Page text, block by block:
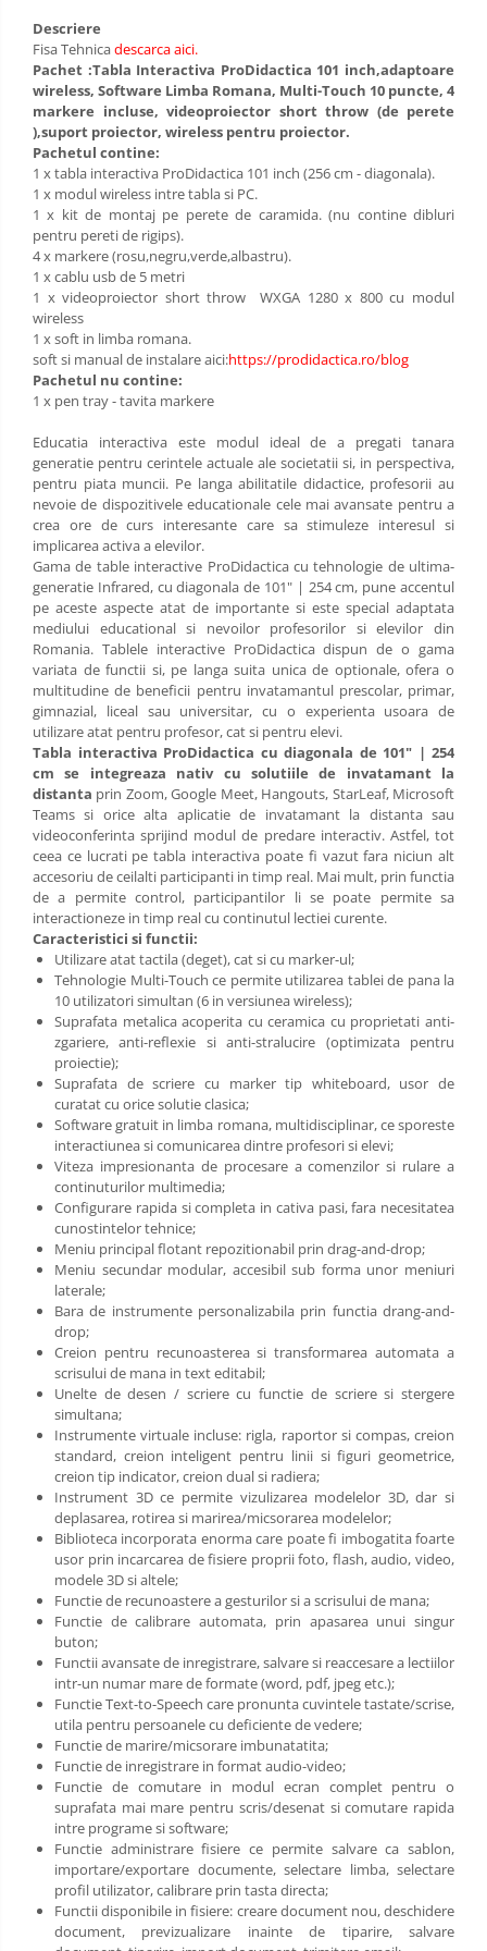
Limba engleza
Aviziere
Flipchart-uri si Rezerve
Accesorii
Panouri Afisare
Table magnetice din sticla
Descriere
Fisa Tehnicadescarca aici.
Pachet :Tabla Interactiva ProDidactica 101 inch,adaptoare
wireless, Software Limba Romana, Multi-Touch 10 puncte, 4
markere incluse, videoproiector short throw (de perete
),suport proiector, wireless pentru proiector.
Pachetul contine:
1 x tabla interactiva ProDidactica 101 inch (256 cm - diagonala).
1 x modul wireless intre tabla si PC.
1 x kit de montaj pe perete de caramida. (nu contine dibluri
pentru pereti de rigips).
4 x markere (rosu,negru,verde,albastru).
1 x cablu usb de 5 metri
1 x videoproiector short throw WXGA 1280 x 800 cu modul
wireless
1 x soft in limba romana.
soft si manual de instalare aici:https://prodidactica.ro/blog
Pachetul nu contine:
1 x pen tray - tavita markere
Educatia interactiva este modul ideal de a pregati tanara
generatie pentru cerintele actuale ale societatii si, in perspectiva,
pentru piata muncii. Pe langa abilitatile didactice, profesorii au
nevoie de dispozitivele educationale cele mai avansate pentru a
crea ore de curs interesante care sa stimuleze interesul si
implicarea activa a elevilor.
Gama de table interactive ProDidactica cu tehnologie de ultima-
generatie Infrared, cu diagonala de 101" | 254 cm, pune accentul
pe aceste aspecte atat de importante si este special adaptata
mediului educational si nevoilor profesorilor si elevilor din
Romania. Tablele interactive ProDidactica dispun de o gama
variata de functii si, pe langa suita unica de optionale, ofera o
multitudine de beneficii pentru invatamantul prescolar, primar,
gimnazial, liceal sau universitar, cu o experienta usoara de
utilizare atat pentru profesor, cat si pentru elevi.
Tabla interactiva ProDidactica cu diagonala de 101" | 254
cm se integreaza nativ cu solutiile de invatamant la
distanta prin Zoom, Google Meet, Hangouts, StarLeaf, Microsoft
Teams si orice alta aplicatie de invatamant la distanta sau
videoconferinta sprijind modul de predare interactiv. Astfel, tot
ceea ce lucrati pe tabla interactiva poate fi vazut fara niciun alt
accesoriu de ceilalti participanti in timp real. Mai mult, prin functia
de a permite control, participantilor li se poate permite sa
interactioneze in timp real cu continutul lectiei curente.
Caracteristici si functii:
Utilizare atat tactila (deget), cat si cu marker-ul;
Tehnologie Multi-Touch ce permite utilizarea tablei de pana la
10 utilizatori simultan (6 in versiunea wireless);
Suprafata metalica acoperita cu ceramica cu proprietati anti-
zgariere, anti-reflexie si anti-stralucire (optimizata pentru
proiectie);
Suprafata de scriere cu marker tip whiteboard, usor de
curatat cu orice solutie clasica;
Software gratuit in limba romana, multidisciplinar, ce sporeste
interactiunea si comunicarea dintre profesori si elevi;
Viteza impresionanta de procesare a comenzilor si rulare a
continuturilor multimedia;
Configurare rapida si completa in cativa pasi, fara necesitatea
cunostintelor tehnice;
Meniu principal flotant repozitionabil prin drag-and-drop;
Meniu secundar modular, accesibil sub forma unor meniuri
laterale;
Bara de instrumente personalizabila prin functia drang-and-
drop;
Creion pentru recunoasterea si transformarea automata a
scrisului de mana in text editabil;
Unelte de desen / scriere cu functie de scriere si stergere
simultana;
Instrumente virtuale incluse: rigla, raportor si compas, creion
standard, creion inteligent pentru linii si figuri geometrice,
creion tip indicator, creion dual si radiera;
Instrument 3D ce permite vizulizarea modelelor 3D, dar si
deplasarea, rotirea si marirea/micsorarea modelelor;
Biblioteca incorporata enorma care poate fi imbogatita foarte
usor prin incarcarea de fisiere proprii foto, flash, audio, video,
modele 3D si altele;
Functie de recunoastere a gesturilor si a scrisului de mana;
Functie de calibrare automata, prin apasarea unui singur
buton;
Functii avansate de inregistrare, salvare si reaccesare a lectiilor
intr-un numar mare de formate (word, pdf, jpeg etc.);
Functie Text-to-Speech care pronunta cuvintele tastate/scrise,
utila pentru persoanele cu deficiente de vedere;
Functie de marire/micsorare imbunatatita;
Functie de inregistrare in format audio-video;
Functie de comutare in modul ecran complet pentru o
suprafata mai mare pentru scris/desenat si comutare rapida
intre programe si software;
Functie administrare fisiere ce permite salvare ca sablon,
importare/exportare documente, selectare limba, selectare
profil utilizator, calibrare prin tasta directa;
Functii disponibile in fisiere: creare document nou, deschidere
document, previzualizare inainte de tiparire, salvare